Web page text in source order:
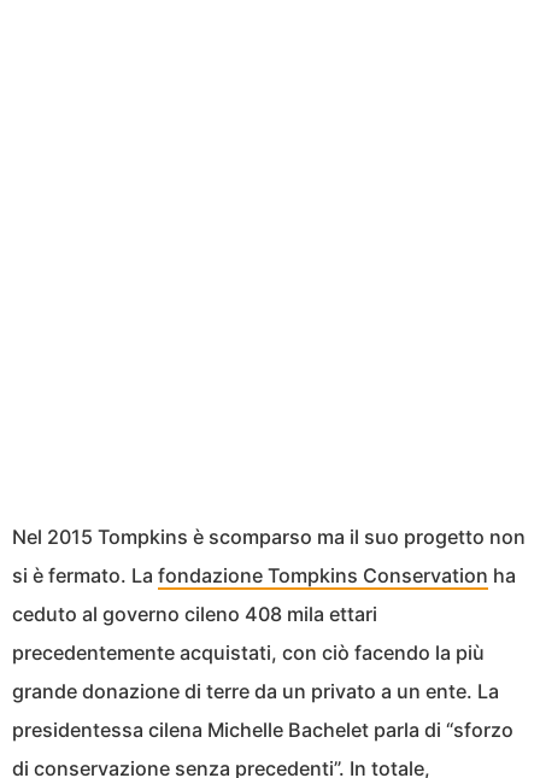
Nel 2015 Tompkins è scomparso ma il suo progetto non
si è fermato. La fondazione Tompkins Conservation ha
ceduto al governo cileno 408 mila ettari
precedentemente acquistati, con ciò facendo la più
grande donazione di terre da un privato a un ente. La
presidentessa cilena Michelle Bachelet parla di “sforzo
di conservazione senza precedenti”. In totale,